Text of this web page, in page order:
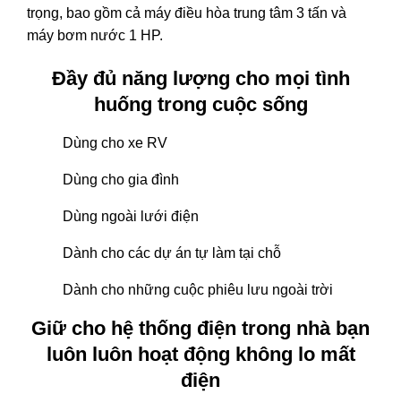
trọng, bao gồm cả máy điều hòa trung tâm 3 tấn và
máy bơm nước 1 HP.
Đầy đủ năng lượng cho mọi tình
huống trong cuộc sống
Dùng cho xe RV
Dùng cho gia đình
Dùng ngoài lưới điện
Dành cho các dự án tự làm tại chỗ
Dành cho những cuộc phiêu lưu ngoài trời
Giữ cho hệ thống điện trong nhà bạn
luôn luôn hoạt động không lo mất
điện